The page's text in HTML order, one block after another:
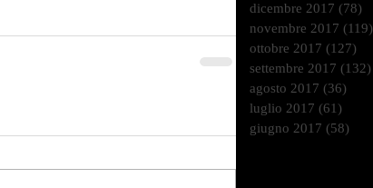
dicembre 2017 (78)
novembre 2017 (119)
ottobre 2017 (127)
settembre 2017 (132)
agosto 2017 (36)
luglio 2017 (61)
giugno 2017 (58)